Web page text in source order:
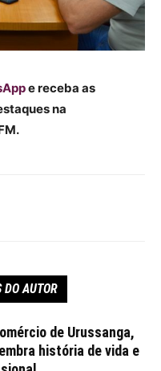
e receba as
na
DO AUTOR
de Urussanga,
história de vida e